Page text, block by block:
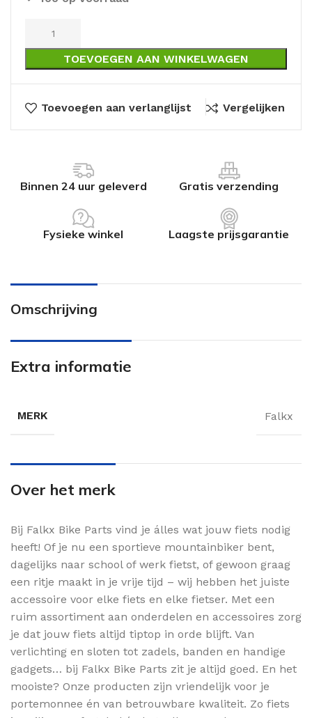
TOEVOEGEN AAN WINKELWAGEN
Toevoegen aan verlanglijst Vergelijken
Binnen 24 uur geleverd Gratis verzending
Fysieke winkel Laagste prijsgarantie
Omschrijving
Extra informatie
MERK Falkx
Over het merk
Bij Falkx Bike Parts vind je álles wat jouw fiets nodig
heeft! Of je nu een sportieve mountainbiker bent,
dagelijks naar school of werk fietst, of gewoon graag
een ritje maakt in je vrije tijd – wij hebben het juiste
accessoire voor elke fiets en elke fietser. Met een
ruim assortiment aan onderdelen en accessoires zorg
je dat jouw fiets altijd tiptop in orde blijft. Van
verlichting en sloten tot zadels, banden en handige
gadgets… bij Falkx Bike Parts zit je altijd goed. En het
mooiste? Onze producten zijn vriendelijk voor je
portemonnee én van betrouwbare kwaliteit. Zo fiets